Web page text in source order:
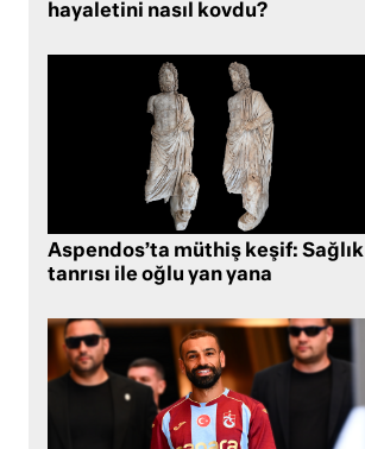
hayaletini nasıl kovdu?
Aspendos’ta müthiş keşif: Sağlık
tanrısı ile oğlu yan yana